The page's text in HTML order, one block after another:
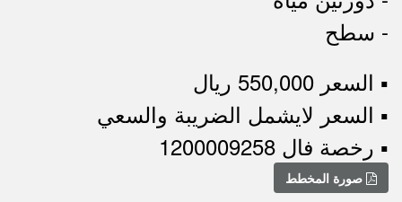
- سطح
▪︎ السعر 550,000 ريال
▪︎ السعر لايشمل الضريبة والسعي
▪︎ رخصة فال 1200009258
صورة المخطط